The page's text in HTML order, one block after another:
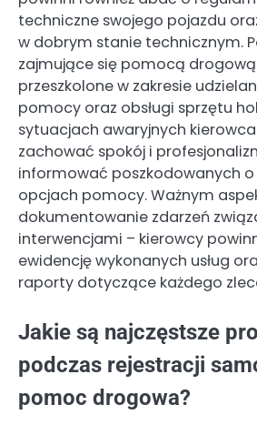
techniczne swojego pojazdu
w dobrym stanie technicznym.
zajmujące się pomocą
przeszkolone w zakresie
pomocy oraz obsługi sprzętu
sytuacjach awaryjnych
zachować spokój i
informować poszkodowanych
opcjach pomocy. Ważnym
dokumentowanie zdarzeń
interwencjami – kierowcy
ewidencję wykonanych usług
raporty dotyczące każdego
Jakie są najczęstsze
podczas rejestracji
pomoc drogowa?